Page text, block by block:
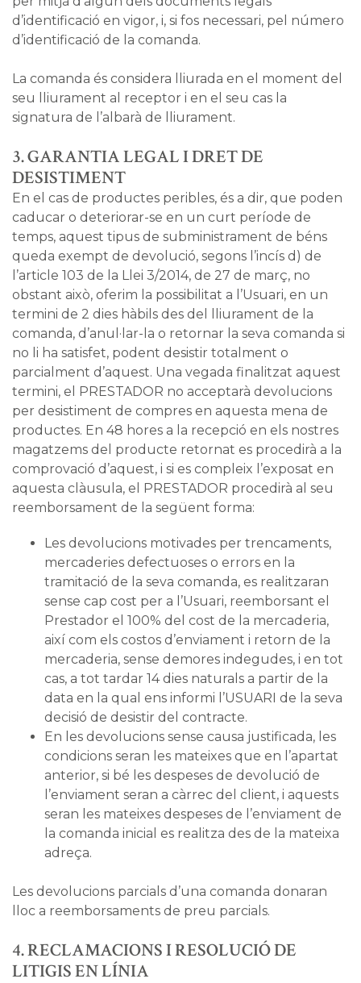
d’identificació en vigor, i, si fos necessari, pel número
d’identificació de la comanda.
La comanda és considera lliurada en el moment del
seu lliurament al receptor i en el seu cas la
signatura de l’albarà de lliurament.
3. GARANTIA LEGAL I DRET DE
DESISTIMENT
En el cas de productes peribles, és a dir, que poden
caducar o deteriorar-se en un curt període de
temps, aquest tipus de subministrament de béns
queda exempt de devolució, segons l’incís d) de
l’article 103 de la Llei 3/2014, de 27 de març, no
obstant això, oferim la possibilitat a l’Usuari, en un
termini de 2 dies hàbils des del lliurament de la
comanda, d’anul·lar-la o retornar la seva comanda si
no li ha satisfet, podent desistir totalment o
parcialment d’aquest. Una vegada finalitzat aquest
termini, el PRESTADOR no acceptarà devolucions
per desistiment de compres en aquesta mena de
productes. En 48 hores a la recepció en els nostres
magatzems del producte retornat es procedirà a la
comprovació d’aquest, i si es compleix l’exposat en
aquesta clàusula, el PRESTADOR procedirà al seu
reemborsament de la següent forma:
Les devolucions motivades per trencaments,
mercaderies defectuoses o errors en la
tramitació de la seva comanda, es realitzaran
sense cap cost per a l’Usuari, reemborsant el
Prestador el 100% del cost de la mercaderia,
així com els costos d’enviament i retorn de la
mercaderia, sense demores indegudes, i en tot
cas, a tot tardar 14 dies naturals a partir de la
data en la qual ens informi l’USUARI de la seva
decisió de desistir del contracte.
En les devolucions sense causa justificada, les
condicions seran les mateixes que en l’apartat
anterior, si bé les despeses de devolució de
l’enviament seran a càrrec del client, i aquests
seran les mateixes despeses de l’enviament de
la comanda inicial es realitza des de la mateixa
adreça.
Les devolucions parcials d’una comanda donaran
lloc a reemborsaments de preu parcials.
4. RECLAMACIONS I RESOLUCIÓ DE
LITIGIS EN LÍNIA